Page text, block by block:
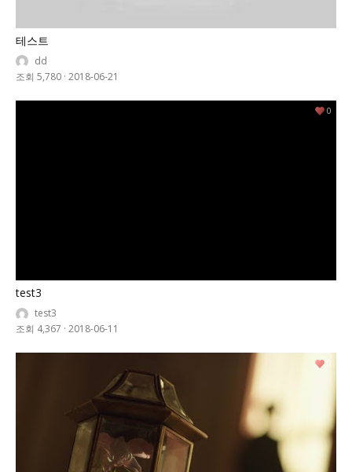
테스트
dd
조회 5,780 · 2018-06-21
test3
test3
조회 4,367 · 2018-06-11
0